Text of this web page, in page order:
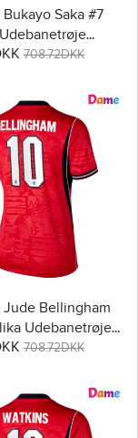
Saka #7
2026 Kortærmet
708.72DKK
Jude Bellingham
Udebanetrøje
2026 Kortærmet
708.72DKK